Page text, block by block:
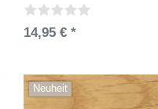
14,95 € *
Neuheit